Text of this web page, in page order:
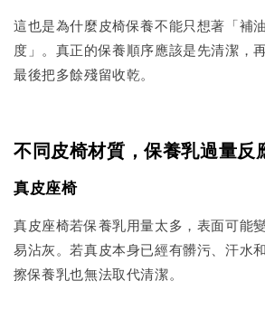
這也是為什麼皮椅保養不能只想著「補
度」。真正的保養順序應該是先清潔，
最後把多餘殘留收乾。
不同皮椅材質，保養乳過量反
真皮座椅
真皮座椅若保養乳用量太多，表面可能
易沾灰。若真皮本身已經有髒污、汗水
擦保養乳也無法取代清潔。